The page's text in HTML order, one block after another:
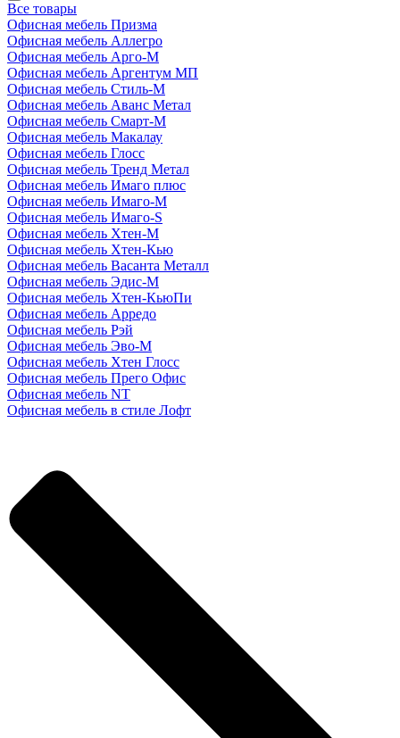
Все товары
Офисная мебель Призма
Офисная мебель Аллегро
Офисная мебель Арго-М
Офисная мебель Аргентум МП
Офисная мебель Стиль-М
Офисная мебель Аванс Метал
Офисная мебель Смарт-М
Офисная мебель Макалау
Офисная мебель Глосс
Офисная мебель Тренд Метал
Офисная мебель Имаго плюс
Офисная мебель Имаго-М
Офисная мебель Имаго-S
Офисная мебель Хтен-M
Офисная мебель Хтен-Кью
Офисная мебель Васанта Металл
Офисная мебель Эдис-M
Офисная мебель Хтен-КьюПи
Офисная мебель Арредо
Офисная мебель Рэй
Офисная мебель Эво-M
Офисная мебель Хтен Глосс
Офисная мебель Прего Офис
Офисная мебель NT
Офисная мебель в стиле Лофт